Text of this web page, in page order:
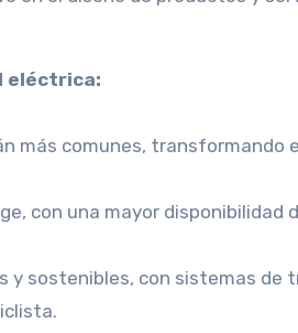
eléctrica:
más comunes, transformando
con una mayor disponibilidad
y sostenibles, con sistemas de